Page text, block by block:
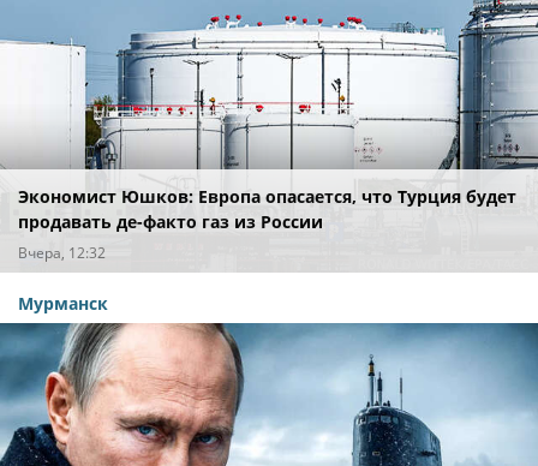
Экономист Юшков: Европа опасается, что Турция будет
продавать де-факто газ из России
Вчера, 12:32
Мурманск